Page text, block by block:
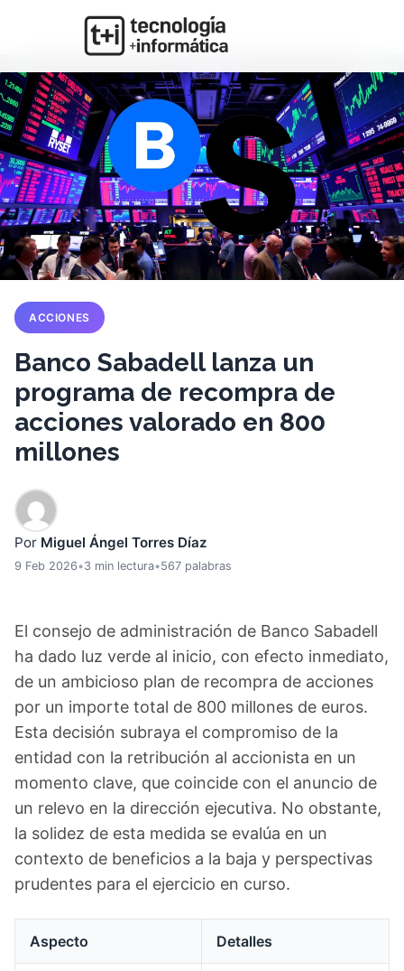
ACCIONES
Banco Sabadell lanza un
programa de recompra de
acciones valorado en 800
millones
Por Miguel Ángel Torres Díaz
9 Feb 2026•3 min lectura•567 palabras
El consejo de administración de Banco Sabadell
ha dado luz verde al inicio, con efecto inmediato,
de un ambicioso plan de recompra de acciones
por un importe total de 800 millones de euros.
Esta decisión subraya el compromiso de la
entidad con la retribución al accionista en un
momento clave, que coincide con el anuncio de
un relevo en la dirección ejecutiva. No obstante,
la solidez de esta medida se evalúa en un
contexto de beneficios a la baja y perspectivas
prudentes para el ejercicio en curso.
Aspecto Detalles